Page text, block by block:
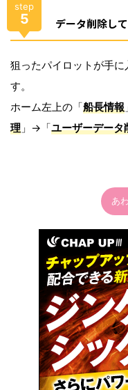
step
5 データ削除し
狙ったパイロットが手
す。
ホーム左上の「船長情報
理 」→「ユーザーデータ
あ